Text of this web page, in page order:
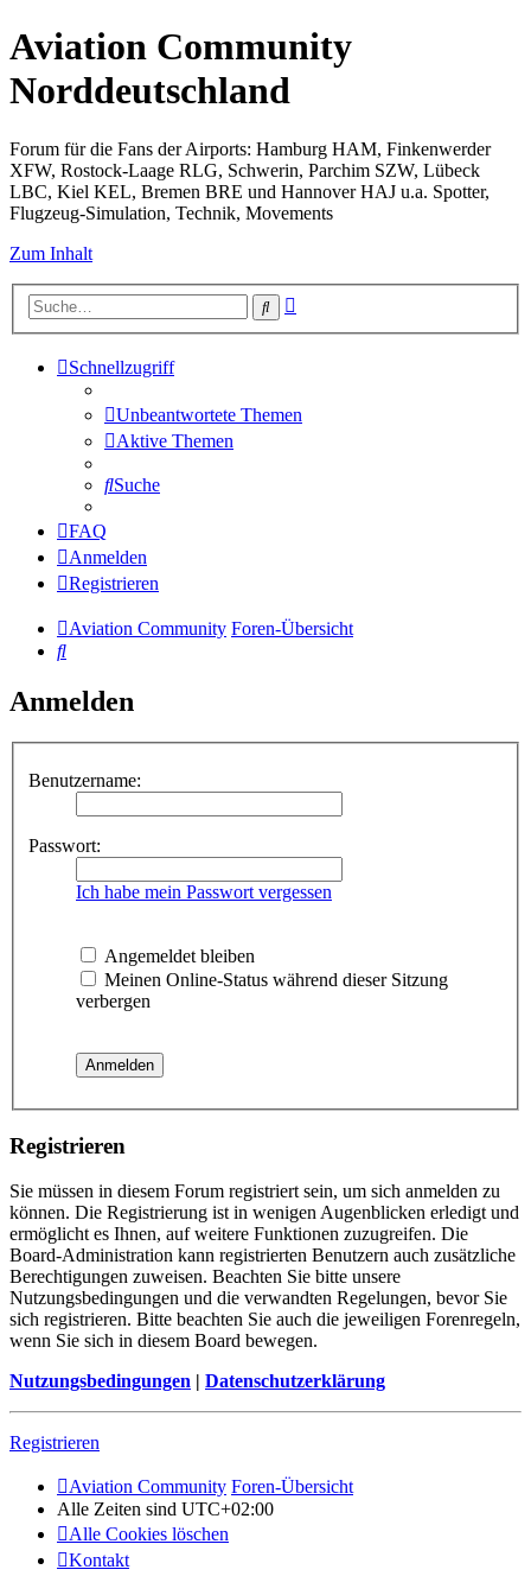
Aviation Community
Norddeutschland
Forum für die Fans der Airports: Hamburg HAM, Finkenwerder
XFW, Rostock-Laage RLG, Schwerin, Parchim SZW, Lübeck
LBC, Kiel KEL, Bremen BRE und Hannover HAJ u.a. Spotter,
Flugzeug-Simulation, Technik, Movements
Zum Inhalt
Suche
Schnellzugriff
Unbeantwortete Themen
Aktive Themen
Suche
FAQ
Anmelden
Registrieren
Aviation Community Foren-Übersicht
Suche
Anmelden
Benutzername:
Passwort:
Ich habe mein Passwort vergessen
Angemeldet bleiben
Meinen Online-Status während dieser Sitzung
verbergen
Registrieren
Sie müssen in diesem Forum registriert sein, um sich anmelden zu
können. Die Registrierung ist in wenigen Augenblicken erledigt und
ermöglicht es Ihnen, auf weitere Funktionen zuzugreifen. Die
Board-Administration kann registrierten Benutzern auch zusätzliche
Berechtigungen zuweisen. Beachten Sie bitte unsere
Nutzungsbedingungen und die verwandten Regelungen, bevor Sie
sich registrieren. Bitte beachten Sie auch die jeweiligen Forenregeln,
wenn Sie sich in diesem Board bewegen.
Nutzungsbedingungen | Datenschutzerklärung
Registrieren
Aviation Community Foren-Übersicht
Alle Zeiten sind UTC+02:00
Alle Cookies löschen
Kontakt